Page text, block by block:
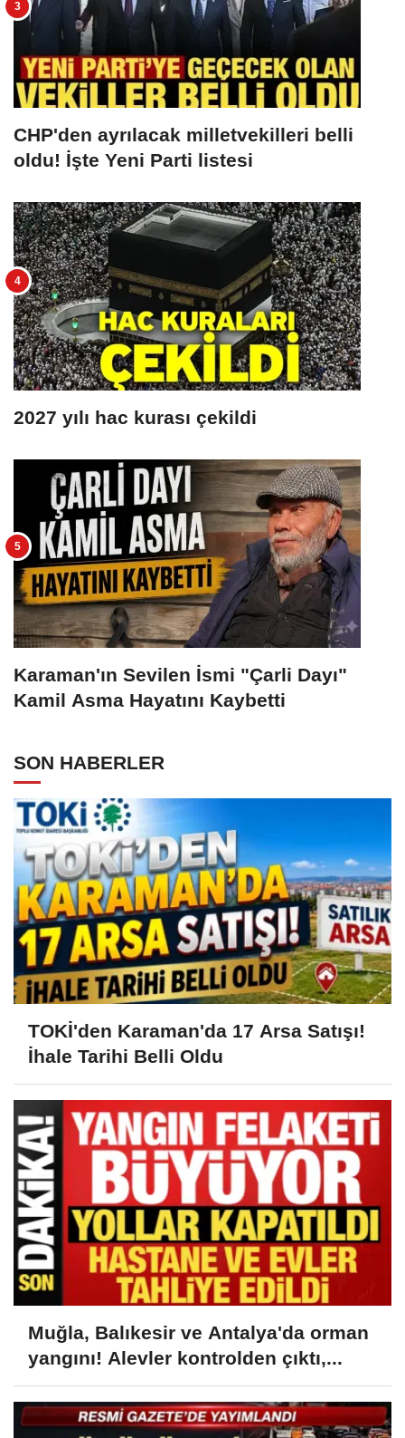
CHP'den ayrılacak milletvekilleri belli
oldu! İşte Yeni Parti listesi
2027 yılı hac kurası çekildi
Karaman'ın Sevilen İsmi "Çarli Dayı"
Kamil Asma Hayatını Kaybetti
SON HABERLER
TOKİ'den Karaman'da 17 Arsa Satışı!
İhale Tarihi Belli Oldu
Muğla, Balıkesir ve Antalya'da orman
yangını! Alevler kontrolden çıktı,...